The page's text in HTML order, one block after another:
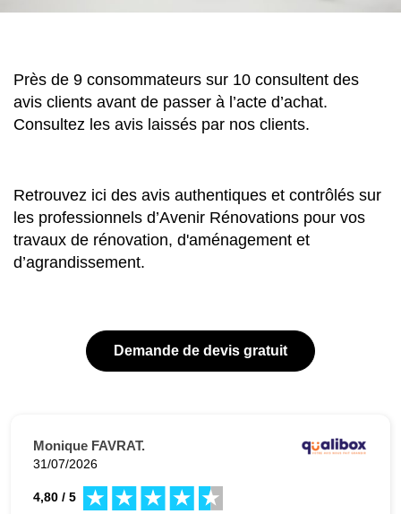
Près de 9 consommateurs sur 10 consultent des
avis clients avant de passer à l’acte d’achat.
Consultez les avis laissés par nos clients.
Retrouvez ici des avis authentiques et contrôlés sur
les professionnels d’Avenir Rénovations pour vos
travaux de rénovation, d'aménagement et
d’agrandissement.
Demande de devis gratuit
Monique FAVRAT.
31/07/2026
4,80 / 5